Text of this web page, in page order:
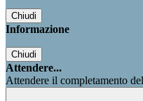
Chiudi
Informazione
Chiudi
Attendere...
Attendere il completamento